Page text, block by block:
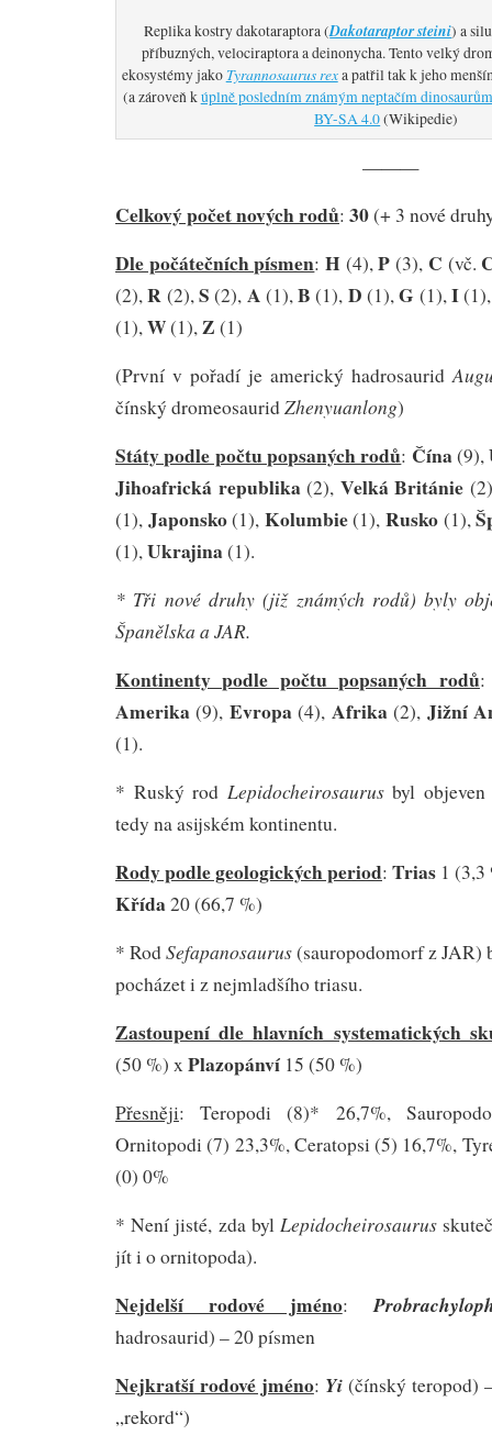
Replika kostry dakotaraptora (Dakotaraptor steini) a
příbuzných, velociraptora a deinonycha. Tento velký
ekosystémy jako Tyrannosaurus rexa patřil tak k jeho
(a zároveň kúplně posledním známým neptačím dinosaurům
BY-SA 4.0(Wikipedie)
———
Celkový počet nových rodů: 30(+ 3 nové
Dle počátečních písmen:H (4),P (3), C (vč.
(2),R (2), S (2), A (1),B (1), D (1),G (1),I
(1), W(1), Z (1)
(První v pořadí je americký hadrosaurid
čínský dromeosauridZhenyuanlong)
Státy podle počtu popsaných rodů: Čína(9),
Jihoafrická republika (2), Velká Británie
(1), Japonsko(1), Kolumbie(1),Rusko (1),
(1), Ukrajina(1).
* Tři nové druhy (již známých rodů) byly
Španělska a JAR.
Kontinenty podle počtu popsaných rodů
Amerika (9), Evropa (4), Afrika (2), Jižní
(1).
* Ruský rod Lepidocheirosaurusbyl objeven
tedy na asijském kontinentu.
Rody podle geologických period: Trias 1
Křída20 (66,7 %)
* RodSefapanosaurus(sauropodomorf z JAR)
pocházet i z nejmladšího triasu.
Zastoupení dle hlavních systematických
(50 %) x Plazopánví 15 (50 %)
Přesněji: Teropodi (8)* 26,7%,
Ornitopodi (7) 23,3%, Ceratopsi (5) 16,7%,
(0) 0%
* Není jisté, zda byl Lepidocheirosaurus
jít i o ornitopoda).
Nejdelší rodové jméno:
hadrosaurid) – 20 písmen
Nejkratší rodové jméno: Yi(čínský teropod)
„rekord“)